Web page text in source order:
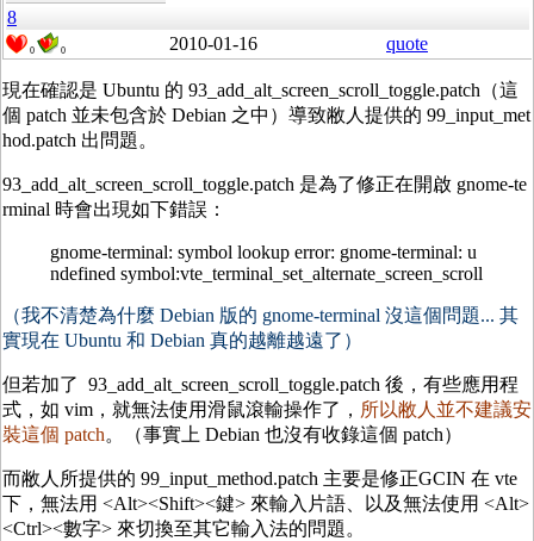
8
0 0 2010-01-16 quote
現在確認是 Ubuntu 的 93_add_alt_screen_scroll_toggle.patch（這
個 patch 並未包含於 Debian 之中）導致敝人提供的 99_input_met
hod.patch 出問題。
93_add_alt_screen_scroll_toggle.patch 是為了修正在開啟 gnome-te
rminal 時會出現如下錯誤：
gnome-terminal: symbol lookup error: gnome-terminal: u
ndefined symbol:vte_terminal_set_alternate_screen_scroll
（我不清楚為什麼 Debian 版的 gnome-terminal 沒這個問題... 其
實現在 Ubuntu 和 Debian 真的越離越遠了）
但若加了 93_add_alt_screen_scroll_toggle.patch 後，有些應用程
式，如 vim，就無法使用滑鼠滾輸操作了， 所以敝人並不建議安
裝這個 patch。（事實上 Debian 也沒有收錄這個 patch）
而敝人所提供的 99_input_method.patch 主要是修正GCIN 在 vte
下，無法用 <Alt><Shift><鍵> 來輸入片語、以及無法使用 <Alt>
<Ctrl><數字> 來切換至其它輸入法的問題。